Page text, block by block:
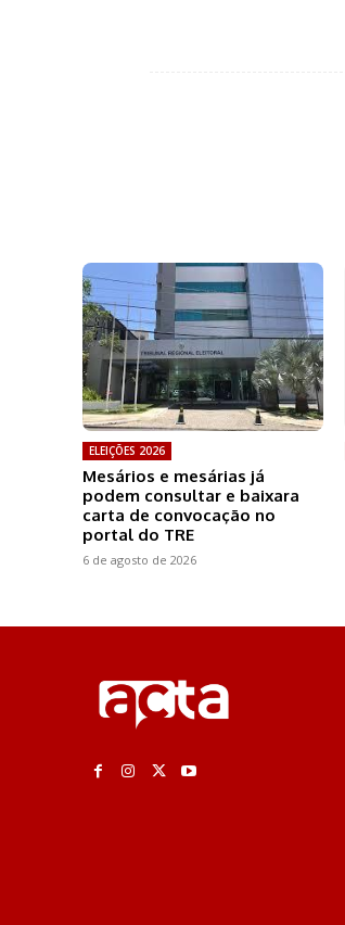
ELEIÇÕES 2026
Mesários e mesárias já
podem consultar e baixara
carta de convocação no
portal do TRE
6 de agosto de 2026